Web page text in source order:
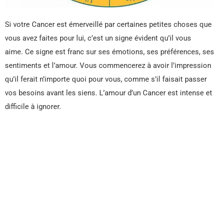
Si votre Cancer est émerveillé par certaines petites choses que
vous avez faites pour lui, c’est un signe évident qu’il vous
aime. Ce signe est franc sur ses émotions, ses préférences, ses
sentiments et l’amour. Vous commencerez à avoir l’impression
qu’il ferait n’importe quoi pour vous, comme s’il faisait passer
vos besoins avant les siens. L’amour d’un Cancer est intense et
difficile à ignorer.